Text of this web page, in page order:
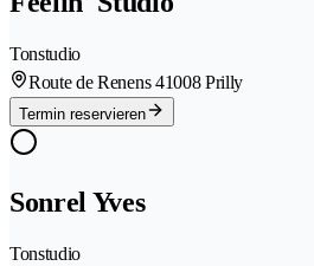
Tonstudio
Route de Renens 41008 Prilly
Termin reservieren
Sonrel Yves
Tonstudio